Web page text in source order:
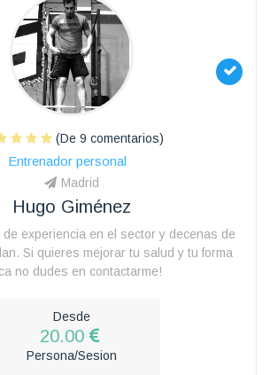
(De 9 comentarios)
Entrenador personal
Madrid
Hugo Giménez
experiencia en el sector y decenas de
Si quieres mejorar tu salud y tu forma
no dudes en contactarme!
Desde
20.00
Persona/Sesion